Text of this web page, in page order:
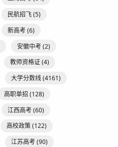
民航招飞(5)
新高考(6)
安徽中考(2)
教师资格证(4)
大学分数线(4161)
高职单招 (128)
江西高考(60)
高校政策(122)
江苏高考(90)